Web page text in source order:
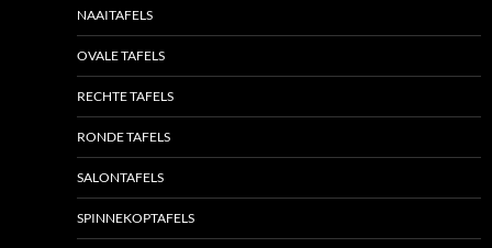
NAAITAFELS
OVALE TAFELS
RECHTE TAFELS
RONDE TAFELS
SALONTAFELS
SPINNEKOPTAFELS